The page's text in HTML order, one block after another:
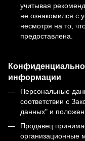
учитывая
не ознакомился с
несмотря на то,
предоставлена.
информации
Персональные
соответствии с
данных" и
Продавец
организационные